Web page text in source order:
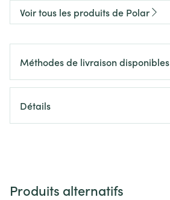
Voir tous les produits de Polar
Méthodes de livraison disponibles
Détails
Produits alternatifs